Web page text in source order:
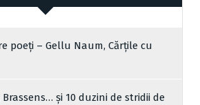
poeți – Gellu Naum, Cărțile cu
Brassens… și 10 duzini de stridii de